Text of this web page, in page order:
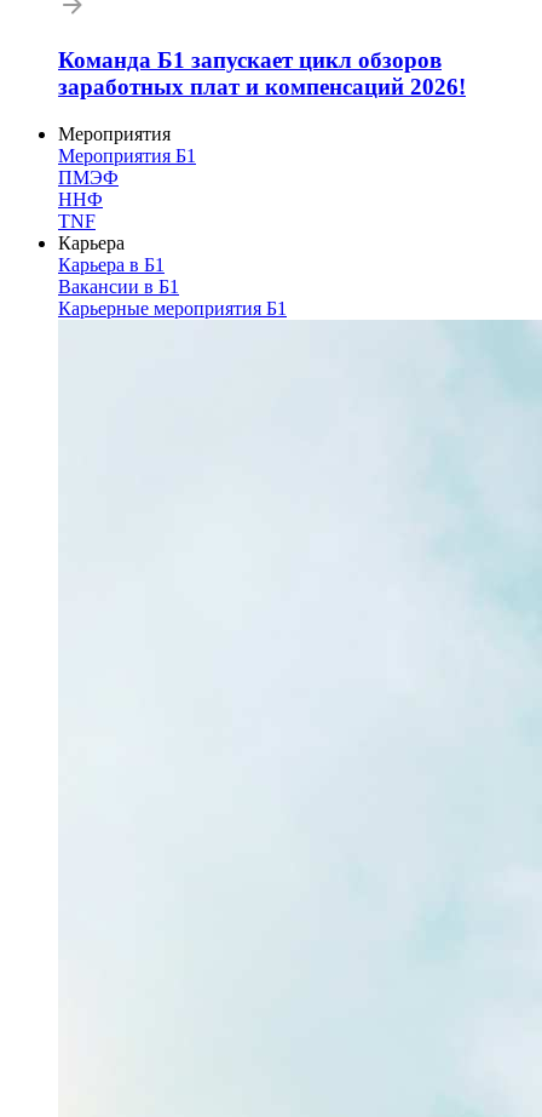
Команда Б1 запускает цикл обзоров
заработных плат и компенсаций 2026!
Мероприятия
Мероприятия Б1
ПМЭФ
ННФ
TNF
Карьера
Карьера в Б1
Вакансии в Б1
Карьерные мероприятия Б1